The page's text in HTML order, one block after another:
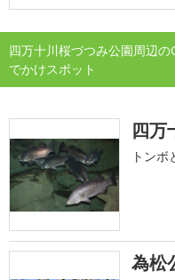
四万十川桜づつみ公園周辺
でかけスポット
四万
トン
為松